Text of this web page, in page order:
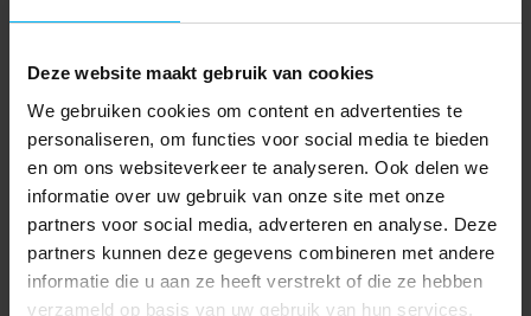
Deze website maakt gebruik van cookies
We gebruiken cookies om content en advertenties te
personaliseren, om functies voor social media te bieden
en om ons websiteverkeer te analyseren. Ook delen we
informatie over uw gebruik van onze site met onze
partners voor social media, adverteren en analyse. Deze
partners kunnen deze gegevens combineren met andere
informatie die u aan ze heeft verstrekt of die ze hebben
verzameld op basis van uw gebruik van hun services.